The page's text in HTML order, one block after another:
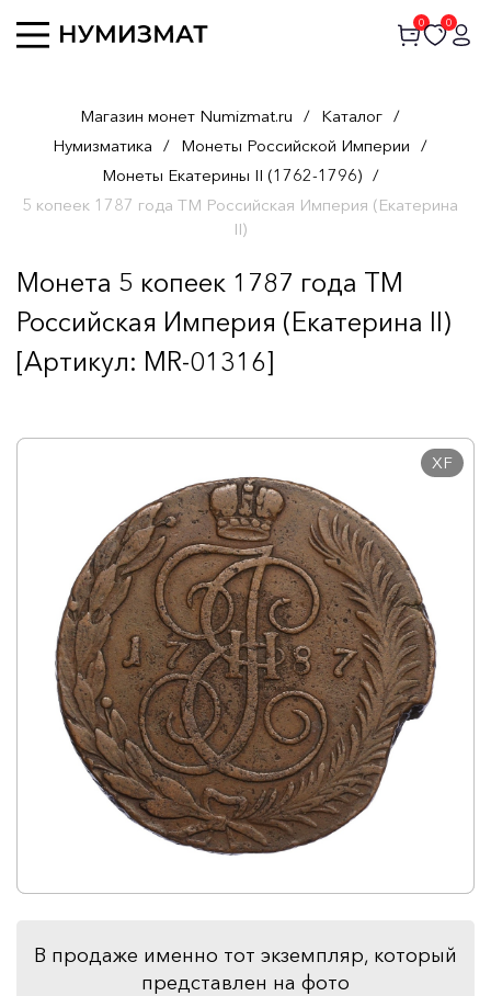
0 0
Магазин монет Numizmat.ru / Каталог /
Нумизматика / Монеты Российской Империи /
Монеты Екатерины II (1762-1796) /
5 копеек 1787 года ТМ Российская Империя (Екатерина
II)
Монета 5 копеек 1787 года ТМ
Российская Империя (Екатерина II)
[Артикул: MR-01316]
XF
В продаже именно тот экземпляр, который
представлен на фото